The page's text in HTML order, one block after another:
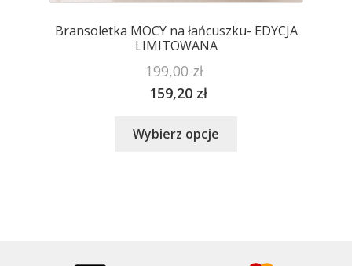
Bransoletka MOCY na łańcuszku- EDYCJA
LIMITOWANA
199,00zł
159,20 zł
Wybierz opcje